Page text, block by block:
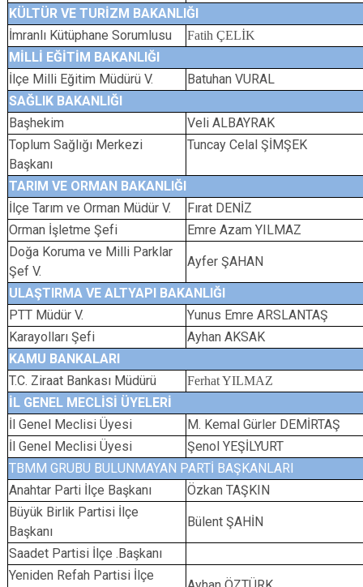
KÜLTÜR VE TURİZM BAKANLIĞI
İmranlı Kütüphane Sorumlusu
Fatih ÇELİK
MİLLİ EĞİTİM BAKANLIĞI
İlçe Milli Eğitim Müdürü V.
Batuhan VURAL
SAĞLIK BAKANLIĞI
Başhekim
Veli ALBAYRAK
Toplum Sağlığı Merkezi
Başkanı
Tuncay Celal
TARIM VE ORMAN BAKANLIĞI
İlçe Tarım ve Orman Müdür V.
Fırat DENİZ
Orman İşletme Şefi
Emre Azam YILMAZ
Doğa Koruma ve Milli Parklar
Şef V.
Ayfer ŞAHAN
ULAŞTIRMA VE ALTYAPI BAKANLIĞI
PTT Müdür V.
Yunus Emre ARSLANTAŞ
Karayolları Şefi
Ayhan AKSAK
KAMU BANKALARI
T.C. Ziraat Bankası Müdürü
Ferhat YILMAZ
İL GENEL MECLİSİ ÜYELERİ
İl Genel Meclisi Üyesi
M. Kemal Gürler DEMİRTAŞ
İl Genel Meclisi Üyesi
Şenol YEŞİLYURT
TBMM GRUBU BULUNMAYAN PARTİ BAŞKANLARI
Anahtar Parti İlçe Başkanı
Özkan TAŞKIN
Büyük Birlik Partisi İlçe
Başkanı
Bülent ŞAHİN
Saadet Partisi İlçe .Başkanı
Yeniden Refah Partisi İlçe